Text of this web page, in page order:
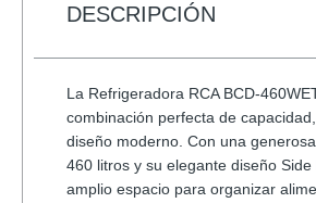
cantidad
DESCRIPCIÓN
La Refrigeradora RCA BCD-
combinación perfecta de
diseño moderno. Con una
460 litros y su elegante diseño
amplio espacio para organizar